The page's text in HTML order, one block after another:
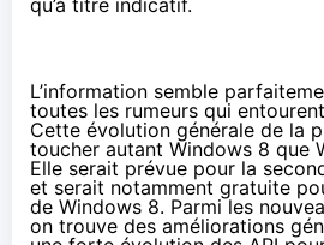
qu’à titre indicatif.
L’information semble
toutes les rumeurs qui
Cette évolution générale de la
toucher autant Windows 8 que
Elle serait prévue pour la
et serait notamment gratuite
de Windows 8. Parmi les
on trouve des améliorations